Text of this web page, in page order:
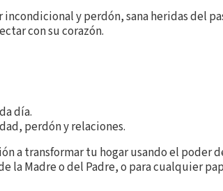
y perdón, sana heridas del
con su corazón.
día.
perdón y relaciones.
a transformar tu hogar usando el poder
la Madre o del Padre, o para cualquier